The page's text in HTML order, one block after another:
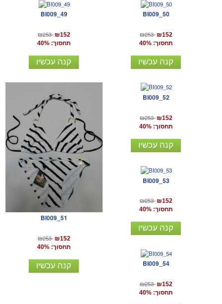
BI009_49
₪253 ₪152
תחסוך: 40%
קנה עכשיו
BI009_50
₪253 ₪152
תחסוך: 40%
קנה עכשיו
BI009_51
₪253 ₪152
תחסוך: 40%
קנה עכשיו
BI009_52
₪253 ₪152
תחסוך: 40%
קנה עכשיו
BI009_53
₪253 ₪152
תחסוך: 40%
קנה עכשיו
BI009_54
₪253 ₪152
תחסוך: 40%